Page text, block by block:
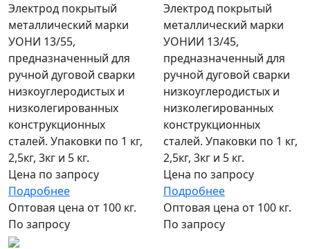
Электрод покрытый
металлический марки
УОНИ 13/55,
предназначенный для
ручной дуговой сварки
низкоуглеродистых и
низколегированных
конструкционных
сталей. Упаковки по 1 кг,
2,5кг, 3кг и 5 кг.
Цена по запросу
Подробнее
Оптовая цена от 100 кг.
По запросу
Электрод покрытый
металлический марки
УОНИИ 13/45,
предназначенный для
ручной дуговой сварки
низкоуглеродистых и
низколегированных
конструкционных
сталей. Упаковки по 1 кг,
2,5кг, 3кг и 5 кг.
Цена по запросу
Подробнее
Оптовая цена от 100 кг.
По запросу